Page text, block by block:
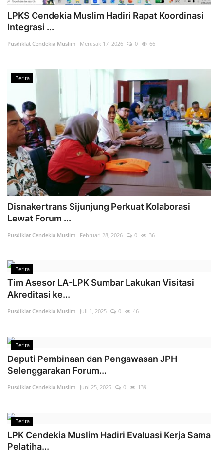
LPKS Cendekia Muslim Hadiri Rapat Koordinasi
Integrasi ...
Pusdiklat Cendekia Muslim Merusak 17, 2026 0 66
Berita
Disnakertrans Sijunjung Perkuat Kolaborasi
Lewat Forum ...
Pusdiklat Cendekia Muslim Februari 28, 2026 0 36
Berita
Tim Asesor LA-LPK Sumbar Lakukan Visitasi
Akreditasi ke...
Pusdiklat Cendekia Muslim Juli 1, 2025 0 46
Berita
Deputi Pembinaan dan Pengawasan JPH
Selenggarakan Forum...
Pusdiklat Cendekia Muslim Juni 25, 2025 0 139
Berita
LPK Cendekia Muslim Hadiri Evaluasi Kerja Sama
Pelatiha...